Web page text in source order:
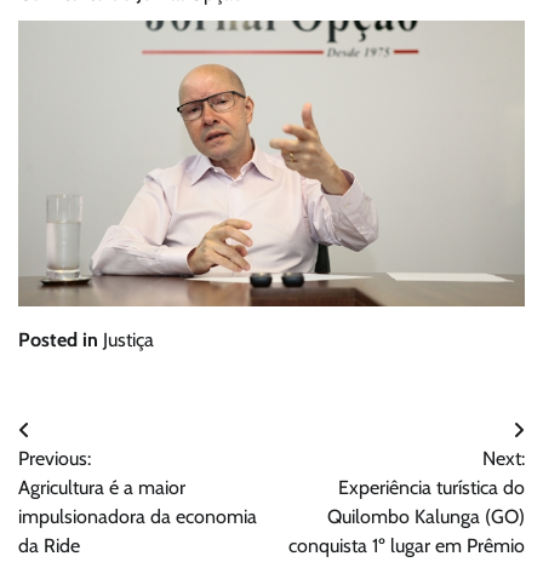
Posted in Justiça
Navegação
de
Post
Previous:
Agricultura é a maior
impulsionadora da economia
da Ride
Next:
Experiência turística do
Quilombo Kalunga (GO)
conquista 1º lugar em Prêmio